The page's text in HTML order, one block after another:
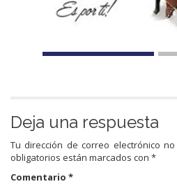
Deja una respuesta
Tu dirección de correo electrónico
obligatorios están marcados con *
Comentario *